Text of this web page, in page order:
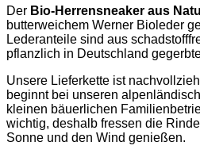
Der Bio-Herrensneaker aus
butterweichem Werner Bioleder
Lederanteile sind aus
pflanzlich in Deutschland
Unsere Lieferkette ist
beginnt bei unseren
kleinen bäuerlichen
wichtig, deshalb fressen die
Sonne und den Wind genießen.